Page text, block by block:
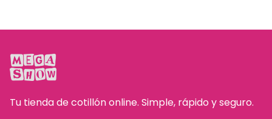
Tu tienda de cotillón online. Simple, rápido y seguro.